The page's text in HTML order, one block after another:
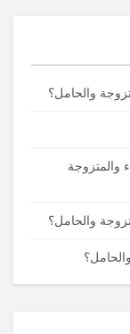
والحامل؟
والمتزوجة
والحامل؟